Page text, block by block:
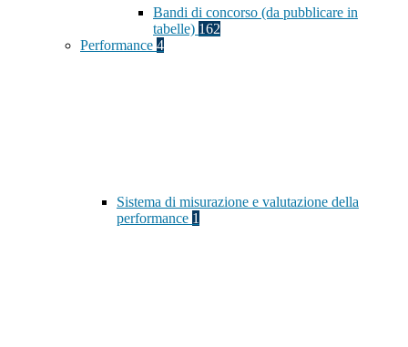
Bandi di concorso (da pubblicare in
tabelle) 162
Performance 4
Sistema di misurazione e valutazione della
performance 1